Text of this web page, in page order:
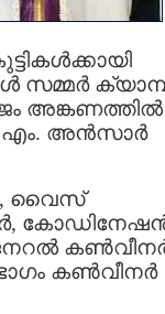
സമ്മർ
അങ്കണത്തിൽ
എം. അൻസാർ
വൈസ്
കൺവീനർ